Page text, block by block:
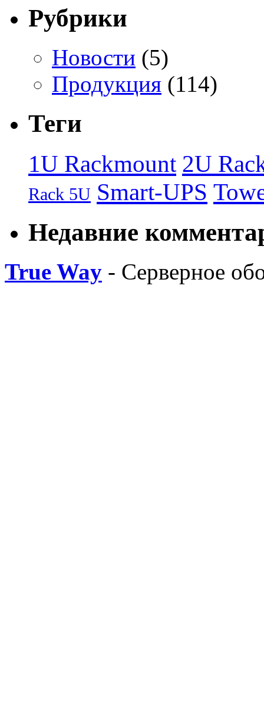
Рубрики
Новости (5)
Продукция (114)
Теги
1U Rackmount 2U
Rack 5U Smart-UPS
Недавние
True Way - Серверное